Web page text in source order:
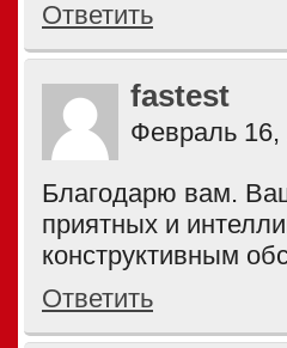
Ответить
fastest
Февраль 16,
Благодарю вам.
приятных и
конструктивным
Ответить